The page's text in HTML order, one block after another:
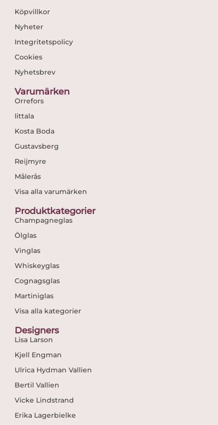
Köpvillkor
Nyheter
Integritetspolicy
Cookies
Nyhetsbrev
Varumärken
Orrefors
Iittala
Kosta Boda
Gustavsberg
Reijmyre
Målerås
Visa alla varumärken
Produktkategorier
Champagneglas
Ölglas
Vinglas
Whiskeyglas
Cognagsglas
Martiniglas
Visa alla kategorier
Designers
Lisa Larson
Kjell Engman
Ulrica Hydman Vallien
Bertil Vallien
Vicke Lindstrand
Erika Lagerbielke